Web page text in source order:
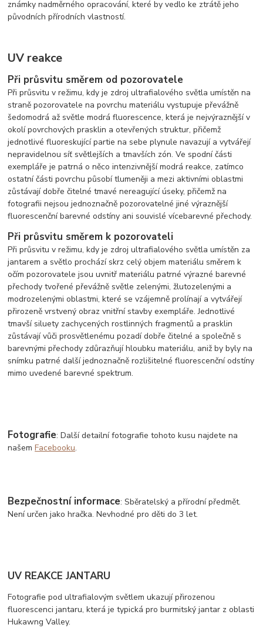
známky nadměrného opracování, které by vedlo ke ztrátě jeho
původních přírodních vlastností.
UV reakce
Při průsvitu směrem od pozorovatele
Při průsvitu v režimu, kdy je zdroj ultrafialového světla umístěn na
straně pozorovatele na povrchu materiálu vystupuje převážně
šedomodrá až světle modrá fluorescence, která je nejvýraznější v
okolí povrchových prasklin a otevřených struktur, přičemž
jednotlivé fluoreskující partie na sebe plynule navazují a vytvářejí
nepravidelnou síť světlejších a tmavších zón. Ve spodní části
exempláře je patrná o něco intenzivnější modrá reakce, zatímco
ostatní části povrchu působí tlumeněji a mezi aktivními oblastmi
zůstávají dobře čitelné tmavé nereagující úseky, přičemž na
fotografii nejsou jednoznačně pozorovatelné jiné výraznější
fluorescenční barevné odstíny ani souvislé vícebarevné přechody.
Při průsvitu směrem k pozorovateli
Při průsvitu v režimu, kdy je zdroj ultrafialového světla umístěn za
jantarem a světlo prochází skrz celý objem materiálu směrem k
očím pozorovatele jsou uvnitř materiálu patrné výrazné barevné
přechody tvořené převážně světle zelenými, žlutozelenými a
modrozelenými oblastmi, které se vzájemně prolínají a vytvářejí
přirozeně vrstvený obraz vnitřní stavby exempláře. Jednotlivé
tmavší siluety zachycených rostlinných fragmentů a prasklin
zůstávají vůči prosvětlenému pozadí dobře čitelné a společně s
barevnými přechody zdůrazňují hloubku materiálu, aniž by byly na
snímku patrné další jednoznačně rozlišitelné fluorescenční odstíny
mimo uvedené barevné spektrum.
Fotografie: Další detailní fotografie tohoto kusu najdete na
našemFacebooku.
Bezpečnostní informace: Sběratelský a přírodní předmět.
Není určen jako hračka. Nevhodné pro děti do 3 let.
UV REAKCE JANTARU
Fotografie pod ultrafialovým světlem ukazují přirozenou
fluorescenci jantaru, která je typická pro burmitský jantar z oblasti
Hukawng Valley.